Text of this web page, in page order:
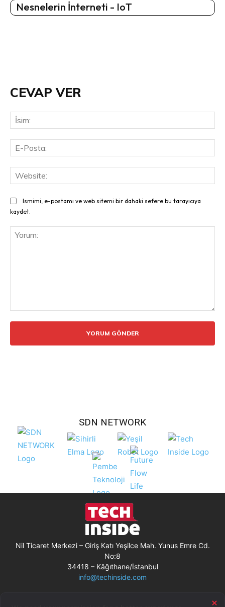
Nesnelerin İnterneti - IoT
CEVAP VER
Ismimi, e-postamı ve web sitemi bir dahaki sefere bu tarayıcıya
kaydet.
SDN NETWORK
Nil Ticaret Merkezi – Giriş Katı Yeşilce Mah. Yunus Emre Cd.
No:8
34418 – Kâğıthane/İstanbul
info@techinside.com